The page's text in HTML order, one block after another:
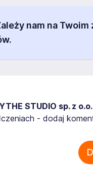
nam na
STUDIO sp. z o.o.
- dodaj